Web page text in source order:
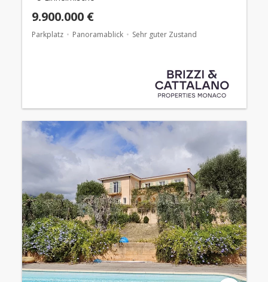
9.900.000 €
Parkplatz Panoramablick Sehr guter Zustand